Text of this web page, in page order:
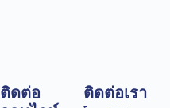
ติดต่อ
ติดต่อเรา